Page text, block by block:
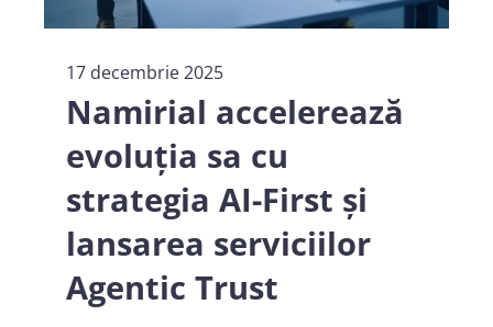
17 decembrie 2025
Namirial accelerează
evoluția sa cu
strategia AI-First și
lansarea serviciilor
Agentic Trust